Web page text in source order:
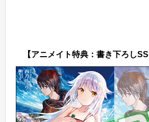
【アニメイト特典：書き下ろし